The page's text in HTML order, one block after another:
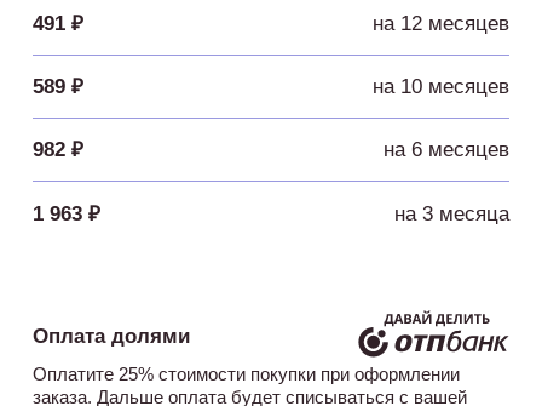
491 ₽ на 12 месяцев
589 ₽ на 10 месяцев
982 ₽ на 6 месяцев
1 963 ₽ на 3 месяца
Оплата долями
Оплатите 25% стоимости покупки при оформлении
заказа. Дальше оплата будет списываться с вашей